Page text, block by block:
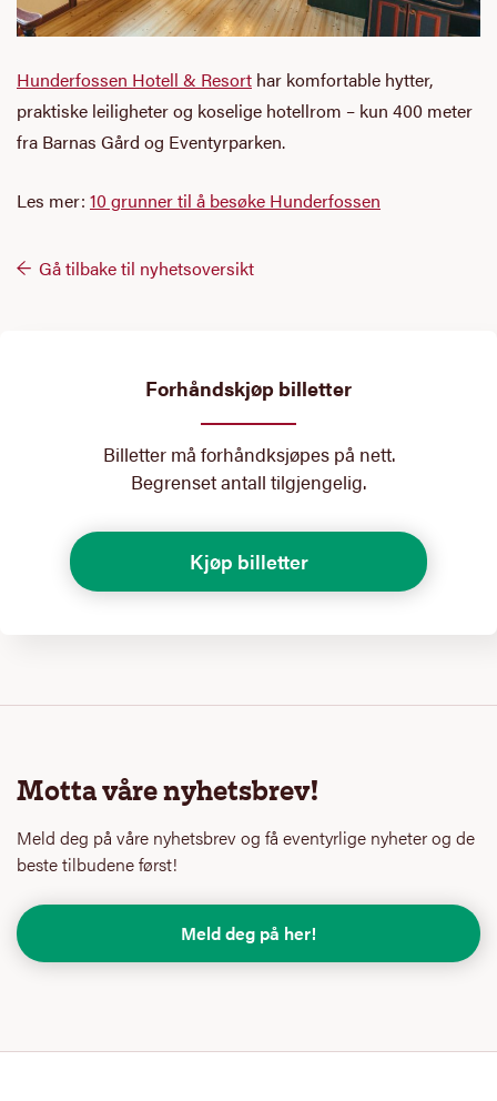
Hunderfossen Hotell & Resort har komfortable hytter,
praktiske leiligheter og koselige hotellrom – kun 400 meter
fra Barnas Gård og Eventyrparken.
Les mer: 10 grunner til å besøke Hunderfossen
Gå tilbake til nyhetsoversikt
Forhåndskjøp billetter
Billetter må forhåndksjøpes på nett.
Begrenset antall tilgjengelig.
Kjøp billetter
Motta våre nyhetsbrev!
Meld deg på våre nyhetsbrev og få eventyrlige nyheter og de
beste tilbudene først!
Meld deg på her!